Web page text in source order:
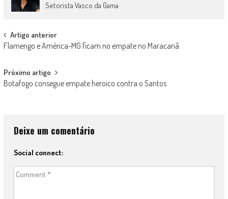
Setorista Vasco da Gama
Post
navigation
Artigo anterior
Flamengo e América-MG ficam no empate no Maracanã
Próximo artigo
Botafogo consegue empate heroico contra o Santos
Deixe um comentário
Social connect: